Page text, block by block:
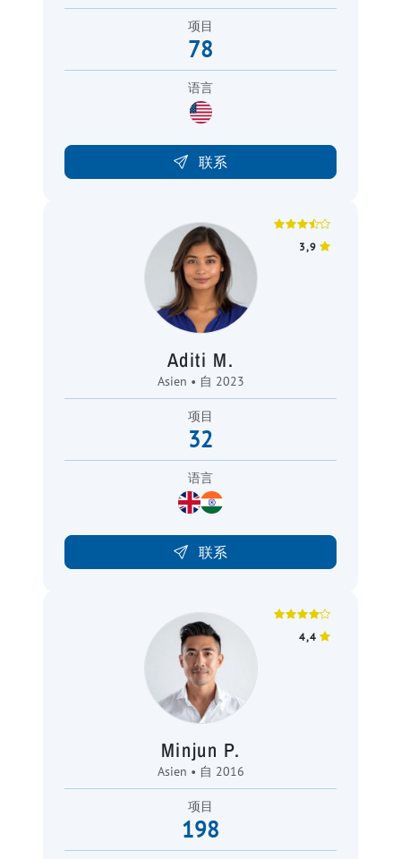
项目
78
语言
联系
3,9
Aditi M.
Asien • 自 2023
项目
32
语言
联系
4,4
Minjun P.
Asien • 自 2016
项目
198